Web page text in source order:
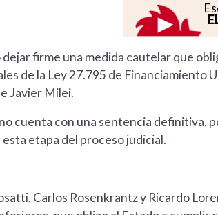
firme una medida cautelar que
de la Ley 27.795 de Financiamiento
Javier Milei.
cuenta con una sentencia definitiva,
etapa del proceso judicial.
Carlos Rosenkrantz y Ricardo